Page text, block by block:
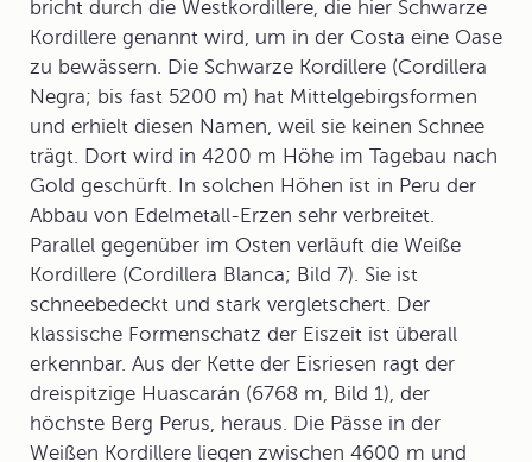
bricht durch die Westkordillere, die hier Schwarze
Kordillere genannt wird, um in der Costa eine Oase
zu bewässern. Die Schwarze Kordillere (Cordillera
Negra; bis fast 5200 m) hat Mittelgebirgsformen
und erhielt diesen Namen, weil sie keinen Schnee
trägt. Dort wird in 4200 m Höhe im Tagebau nach
Gold geschürft. In solchen Höhen ist in Peru der
Abbau von Edelmetall-Erzen sehr verbreitet.
Parallel gegenüber im Osten verläuft die Weiße
Kordillere (Cordillera Blanca; Bild 7). Sie ist
schneebedeckt und stark vergletschert. Der
klassische Formenschatz der Eiszeit ist überall
erkennbar. Aus der Kette der Eisriesen ragt der
dreispitzige Huascarán (6768 m, Bild 1), der
höchste Berg Perus, heraus. Die Pässe in der
Weißen Kordillere liegen zwischen 4600 m und